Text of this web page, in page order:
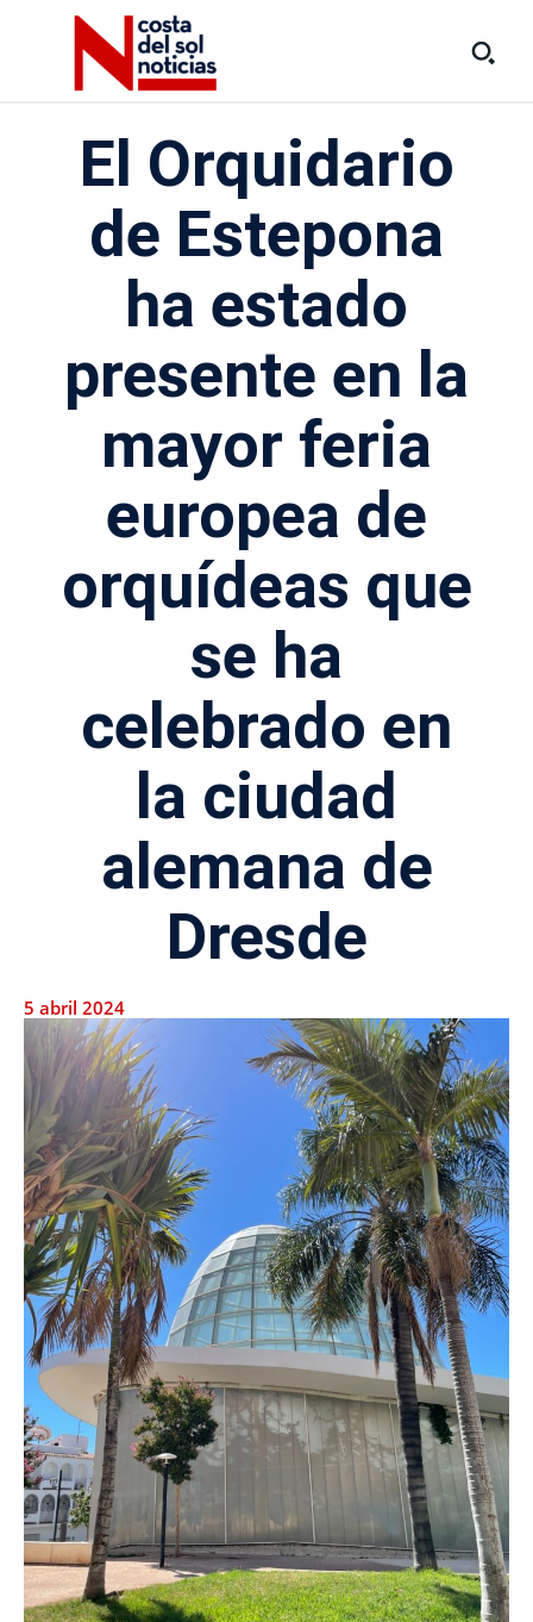
El Orquidario
de Estepona
ha estado
presente en la
mayor feria
europea de
orquídeas que
se ha
celebrado en
la ciudad
alemana de
Dresde
5 abril 2024